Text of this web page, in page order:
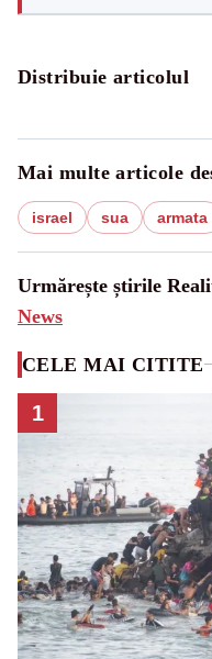
Distribuie articolul
Mai multe articole
israel sua armata
Urmărește știrile
News
CELE MAI CITITE
1